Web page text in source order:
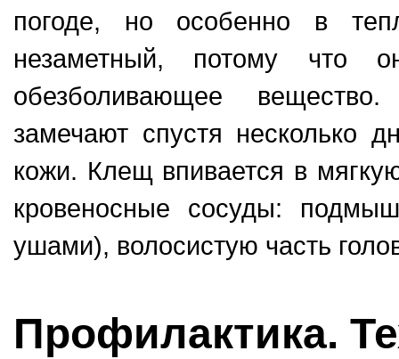
погоде, но особенно в
незаметный, потому что
обезболивающее
замечают спустя несколько
кожи. Клещ впивается в
кровеносные сосуды:
ушами), волосистую часть
Профилактика.